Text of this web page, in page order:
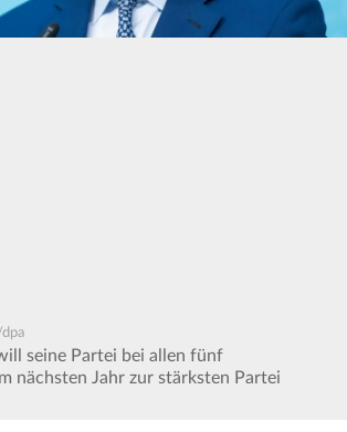
seine Partei bei allen fünf
nächsten Jahr zur stärksten Partei